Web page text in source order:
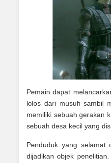
Pemain dapat
lolos dari musuh sambil
memiliki sebuah gerakan
sebuah desa kecil yang
Penduduk yang selamat
dijadikan objek